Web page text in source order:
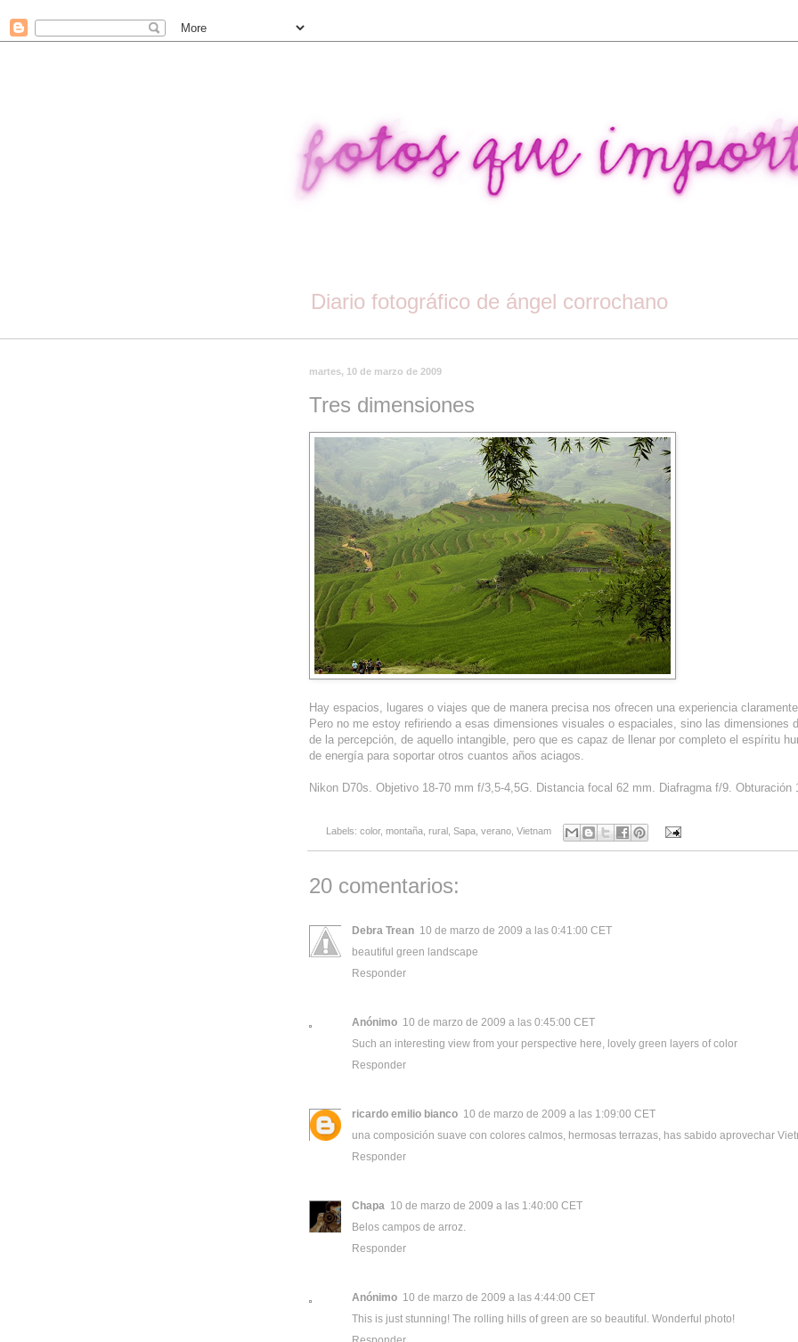
Diario fotográfico de ángel corrochano
martes, 10 de marzo de 2009
Tres dimensiones
Hay espacios, lugares o viajes que de manera precisa nos ofrecen una experiencia
Pero no me estoy refiriendo a esas dimensiones visuales o espaciales, sino las dimensiones
de la percepción, de aquello intangible, pero que es capaz de llenar por completo el espíritu
de energía para soportar otros cuantos años aciagos.
Nikon D70s. Objetivo 18-70 mm f/3,5-4,5G. Distancia focal 62 mm. Diafragma f/9. Obturación
Labels: color, montaña, rural Sapa, verano, Vietnam
20 comentarios:
Debra Trean 10 de marzo de 2009 a las 0:41:00 CET
beautiful green landscape
Responder
Anónimo 10 de marzo de 2009 a las 0:45:00 CET
Such an interesting view from your perspective here, lovely green layers of color
Responder
ricardo emilio bianco 10 de marzo de 2009 a las 1:09:00 CET
una composición suave con colores calmos, hermosas terrazas, has sabido aprovechar
Responder
Chapa 10 de marzo de 2009 a las 1:40:00 CET
Belos campos de arroz.
Responder
Anónimo 10 de marzo de 2009 a las 4:44:00 CET
This is just stunning! The rolling hills of green are so beautiful. Wonderful photo!